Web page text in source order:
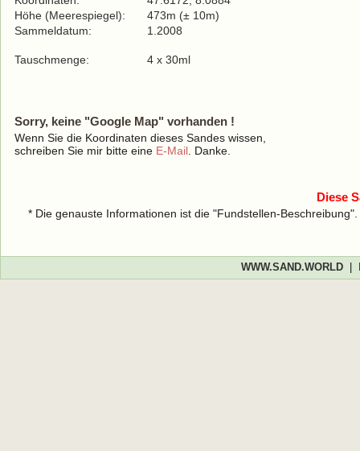
Höhe (Meerespiegel):
473m (± 10m)
Sammeldatum:
1.2008
Tauschmenge: 4 x 30ml
Sorry, keine "Google Map" vorhanden !
Wenn Sie die Koordinaten dieses Sandes wissen,
schreiben Sie mir bitte eine E-Mail . Danke.
Diese
* Die genauste Informationen ist die "Fundstellen-
WWW.SAND.WORLD|